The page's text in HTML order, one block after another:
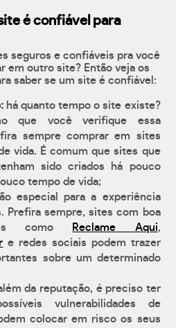
é confiável para
seguros e confiáveis pra você
em outro site? Então veja os
saber se um site é confiável:
há quanto tempo o site existe?
que você verifique essa
sempre comprar em sites
vida. É comum que sites que
sido criados há pouco
tempo de vida;
especial para a experiência
Prefira sempre, sites com boa
como
Reclame Aqui,
e redes sociais podem trazer
sobre um determinado
da reputação, é preciso ter
vulnerabilidades de
colocar em risco os seus